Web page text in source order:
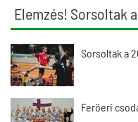
Elemzés! Sorsoltak
Sorsoltak a
Feröeri